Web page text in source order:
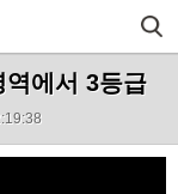
역에서 3등급